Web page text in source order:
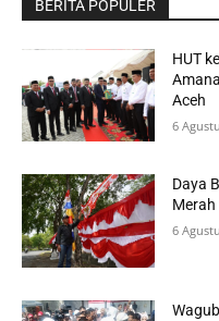
BERITA POPULER
HUT
Aceh
6
Daya
Merah
6